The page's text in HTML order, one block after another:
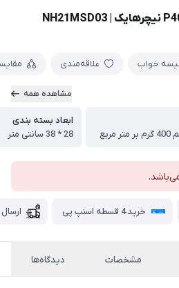
خواب علاقه‌مندی
مشاهده همه
ابعاد بسته بندی
28 * 38 سانتی متر
خرید 4 قسطه اسنپ پی
مشخصات دیدگاه‌ها